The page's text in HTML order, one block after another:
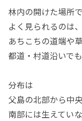
林内の開けた場所
よく見られるのは
あちこちの道端や
都道・村道沿いで
分布は
父島の北部から中
南部には生えていな